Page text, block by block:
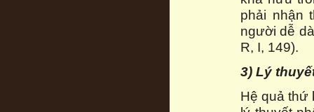
phải nhận
người dễ
R, I, 149).
3) Lý
Hệ quả thứ